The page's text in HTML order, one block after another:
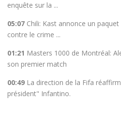
enquête sur la ...
05:07 Chili: Kast annonce un
contre le crime ...
01:21 Masters 1000 de Montréal:
son premier match
00:49 La direction de la Fifa
président" Infantino.